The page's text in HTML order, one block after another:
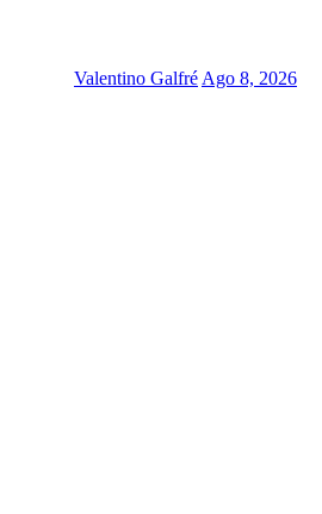
Valentino Galfré Ago 8, 2026